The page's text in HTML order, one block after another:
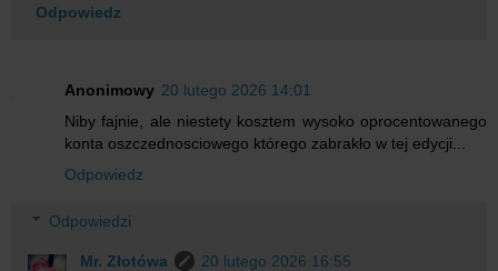
Odpowiedz
Anonimowy 20 lutego 2026 14:01
Niby fajnie, ale niestety kosztem wysoko oprocentowanego
konta oszczednosciowego którego zabrakło w tej edycji...
Odpowiedz
Odpowiedzi
Mr. Złotówa
20 lutego 2026 16:55